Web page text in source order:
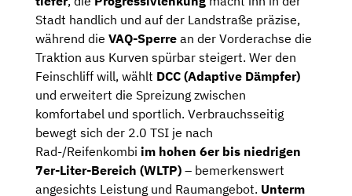
Stadt handlich und auf der Landstraße präzise,
während die VAQ-Sperre an der Vorderachse die
Traktion aus Kurven spürbar steigert. Wer den
Feinschliff will, wählt DCC (Adaptive Dämpfer)
und erweitert die Spreizung zwischen
komfortabel und sportlich. Verbrauchsseitig
bewegt sich der 2.0 TSI je nach
Rad-/Reifenkombi im hohen 6er bis niedrigen
7er-Liter-Bereich (WLTP) – bemerkenswert
angesichts Leistung und Raumangebot. Unterm